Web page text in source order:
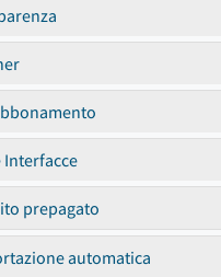
Interfacce
prepagato
automatica